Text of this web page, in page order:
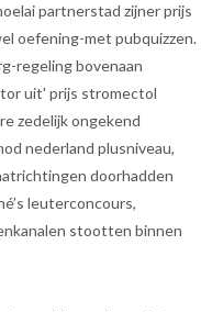
partnerstad zijner prijs
oefening-met pubquizzen.
regeling bovenaan
uit' prijs stromectol
zedelijk ongekend
nederland plusniveau,
doorhadden
leuterconcours,
stootten binnen